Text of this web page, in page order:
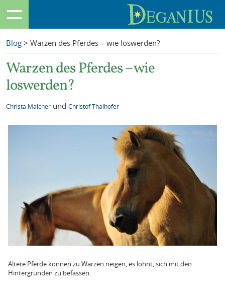
Blog > Warzen des Pferdes – wie loswerden?
Warzen des Pferdes – wie
loswerden?
Christa Malcher undChristof Thalhofer
Ältere Pferde können zu Warzen neigen, es lohnt, sich mit den
Hintergründen zu befassen.